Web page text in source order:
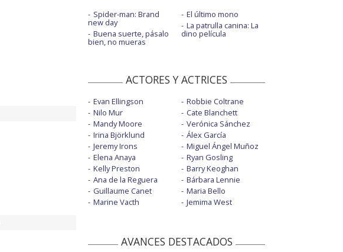
Spider-man: Brand
new day
Buena suerte, pásalo
bien, no mueras
El último mono
La patrulla canina: La
dino película
ACTORES Y ACTRICES
Evan Ellingson
Nilo Mur
Mandy Moore
Irina Björklund
Jeremy Irons
Elena Anaya
Kelly Preston
Ana de la Reguera
Guillaume Canet
Marine Vacth
Robbie Coltrane
Cate Blanchett
Verónica Sánchez
Álex García
Miguel Ángel Muñoz
Ryan Gosling
Barry Keoghan
Bárbara Lennie
Maria Bello
Jemima West
AVANCES DESTACADOS